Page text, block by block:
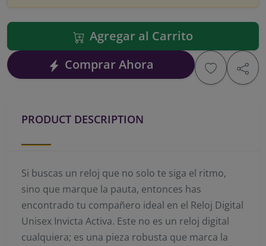
Agregar al Carrito
Comprar Ahora
PRODUCT DESCRIPTION
Si buscas un reloj que no solo te siga el ritmo,
sino que marque la pauta, entonces has
encontrado tu compañero ideal en el Reloj Digital
Unisex Invicta Activa. Este no es un reloj digital
cualquiera; es una pieza robusta que marca la